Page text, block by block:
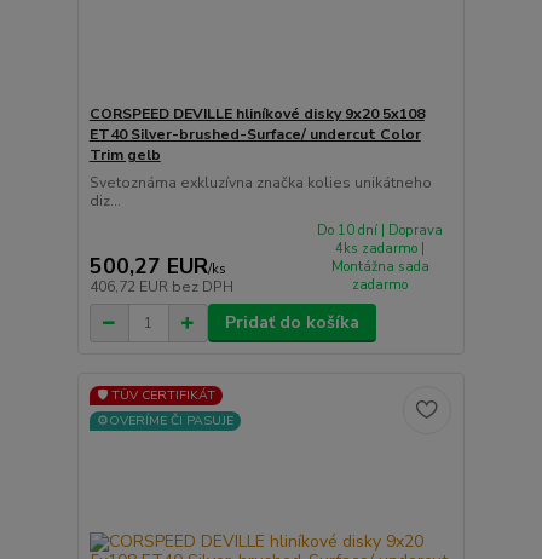
CORSPEED DEVILLE hliníkové disky 9x20 5x108
ET40 Silver-brushed-Surface/ undercut Color
Trim gelb
Svetoznáma exkluzívna značka kolies unikátneho
diz...
500,27 EUR/ks
406,72 EUR bez DPH
Do 10 dní | Doprava
4ks zadarmo |
Montážna sada
zadarmo
Pridať do košíka
🛡️ TÜV CERTIFIKÁT
⚙️OVERÍME ČI PASUJE